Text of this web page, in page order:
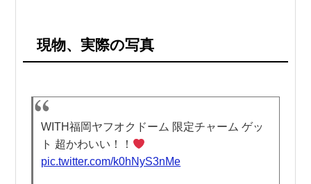
現物、実際の写真
WITH福岡ヤフオクドーム 限定チャーム ゲッ
ト 超かわいい！！
pic.twitter.com/k0hNyS3nMe